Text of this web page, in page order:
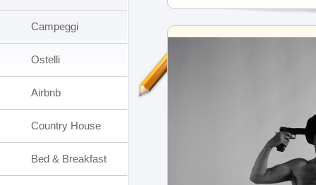
Campeggi
Ostelli
Airbnb
Country House
Bed & Breakfast